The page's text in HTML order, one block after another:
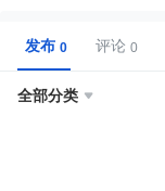
发布 评论
全部分类 